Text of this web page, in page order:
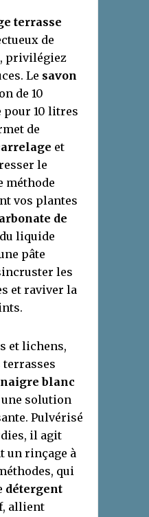
terrasse
de
privilégiez
Le savon
de 10
pour 10 litres
de
et
le
méthode
vos plantes
de
liquide
pâte
les
et raviver la
et lichens,
blanc
solution
Pulvérisé
il agit
un rinçage à
qui
détergent
allient